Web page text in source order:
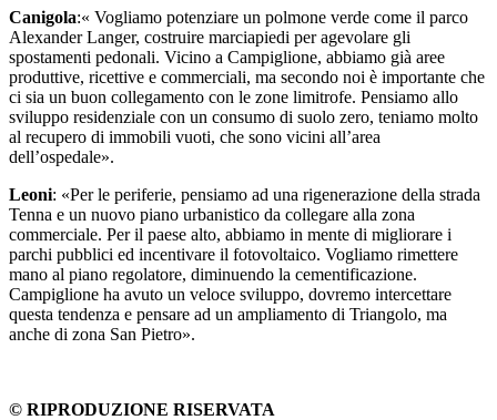
Canigola:« Vogliamo potenziare un polmone verde come il parco
Alexander Langer, costruire marciapiedi per agevolare gli
spostamenti pedonali. Vicino a Campiglione, abbiamo già aree
produttive, ricettive e commerciali, ma secondo noi è importante che
ci sia un buon collegamento con le zone limitrofe. Pensiamo allo
sviluppo residenziale con un consumo di suolo zero, teniamo molto
al recupero di immobili vuoti, che sono vicini all’area
dell’ospedale».
Leoni: «Per le periferie, pensiamo ad una rigenerazione della strada
Tenna e un nuovo piano urbanistico da collegare alla zona
commerciale. Per il paese alto, abbiamo in mente di migliorare i
parchi pubblici ed incentivare il fotovoltaico. Vogliamo rimettere
mano al piano regolatore, diminuendo la cementificazione.
Campiglione ha avuto un veloce sviluppo, dovremo intercettare
questa tendenza e pensare ad un ampliamento di Triangolo, ma
anche di zona San Pietro».
© RIPRODUZIONE RISERVATA